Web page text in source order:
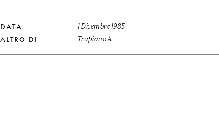
DATA 1 Dicembre 1985
ALTRO DI Trupiano A.